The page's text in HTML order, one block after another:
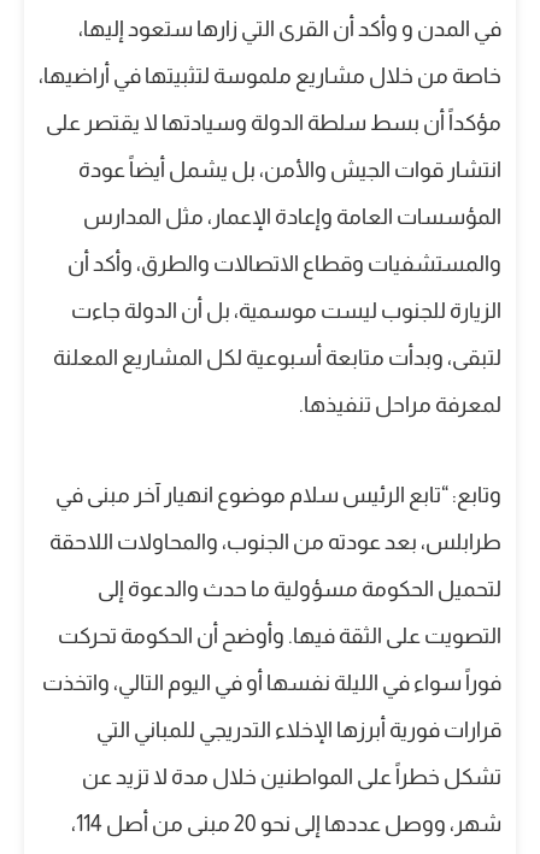
في المدن و وأكد أن القرى التي زارها ستعود إليها،
خاصة من خلال مشاريع ملموسة لتثبيتها في أراضيها،
مؤكداً أن بسط سلطة الدولة وسيادتها لا يقتصر على
انتشار قوات الجيش والأمن، بل يشمل أيضاً عودة
المؤسسات العامة وإعادة الإعمار، مثل المدارس
والمستشفيات وقطاع الاتصالات والطرق، وأكد أن
الزيارة للجنوب ليست موسمية، بل أن الدولة جاءت
لتبقى، وبدأت متابعة أسبوعية لكل المشاريع المعلنة
لمعرفة مراحل تنفيذها.
وتابع: “تابع الرئيس سلام موضوع انهيار آخر مبنى في
طرابلس، بعد عودته من الجنوب، والمحاولات اللاحقة
لتحميل الحكومة مسؤولية ما حدث والدعوة إلى
التصويت على الثقة فيها. وأوضح أن الحكومة تحركت
فوراً سواء في الليلة نفسها أو في اليوم التالي، واتخذت
قرارات فورية أبرزها الإخلاء التدريجي للمباني التي
تشكل خطراً على المواطنين خلال مدة لا تزيد عن
شهر، ووصل عددها إلى نحو 20 مبنى من أصل 114،